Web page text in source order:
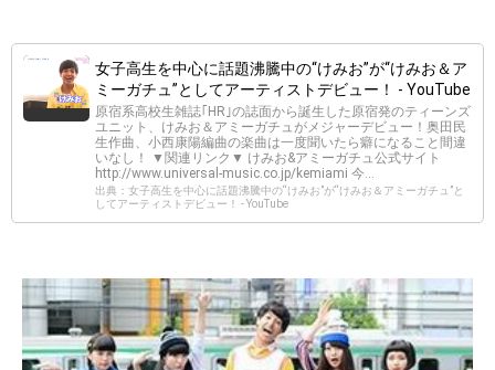
女子高生を中心に話題沸騰中の“けみお”が“けみお＆ア
ミーガチュ”としてアーティストデビュー！ - YouTube
原宿系高校生雑誌｢HR｣の誌面から誕生した原宿発のティーンズ
ユニット、けみお＆アミーガチュがメジャーデビュー！奥田民
生作曲、小西康陽編曲の楽曲は一度聞いたら癖になること間違
いなし！ ▼関連リンク▼ けみお&アミーガチュ公式サイト
http://www.universal-music.co.jp/kemiami 今...
出典：女子高生を中心に話題沸騰中の“けみお”が“けみお＆アミーガチュ”と
してアーティストデビュー！ - YouTube